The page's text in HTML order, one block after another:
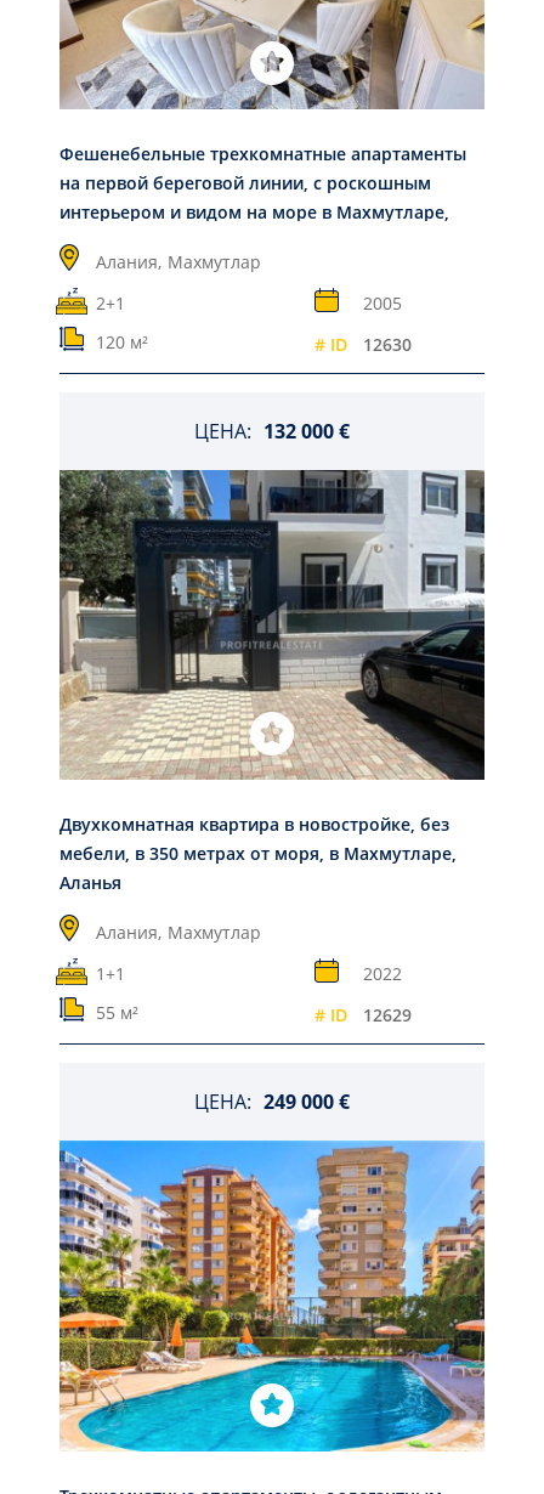
Фешенебельные трехкомнатные апартаменты
на первой береговой линии, с роскошным
интерьером и видом на море в Махмутларе,
Аланья
Алания, Махмутлар
2+1
2005
120 м²
# ID 12630
ЦЕНА: 132 000 €
Двухкомнатная квартира в новостройке, без
мебели, в 350 метрах от моря, в Махмутларе,
Аланья
Алания, Махмутлар
1+1
2022
55 м²
# ID 12629
ЦЕНА: 249 000 €